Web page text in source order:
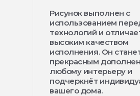
Рисунок выполнен с
использованием
технологий и
высоким качеством
исполнения. Он
прекрасным
любому интерьеру и
подчеркнёт
вашего дома.